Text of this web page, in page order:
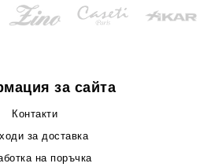
за сайта
Контакти
за доставка
на поръчка